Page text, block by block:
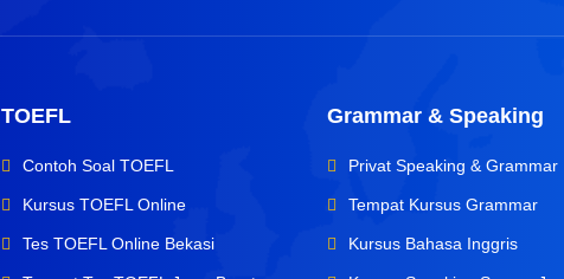
TOEFL
Contoh Soal TOEFL
Kursus TOEFL Online
Tes TOEFL Online Bekasi
Grammar & Speaking
Privat Speaking & Grammar
Tempat Kursus Grammar
Kursus Bahasa Inggris